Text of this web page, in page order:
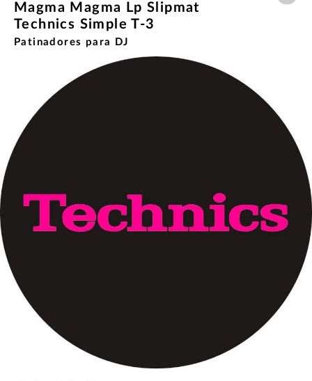
Magma Magma Lp Slipmat
Technics Simple T-3
Patinadores para DJ